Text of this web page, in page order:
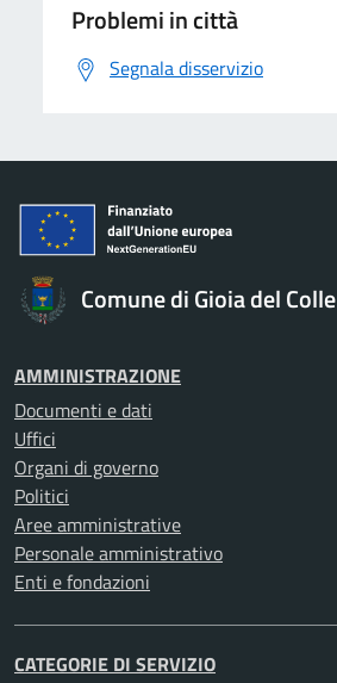
Problemi in città
Segnala disservizio
Comune di Gioia del Colle
AMMINISTRAZIONE
Documenti e dati
Uffici
Organi di governo
Politici
Aree amministrative
Personale amministrativo
Enti e fondazioni
CATEGORIE DI SERVIZIO